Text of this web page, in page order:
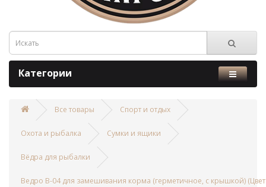
Категории
Все товары Спорт и отдых
Охота и рыбалка Сумки и ящики
Вёдра для рыбалки
Ведро В-04 для замешивания корма (герметичное, с крышкой)